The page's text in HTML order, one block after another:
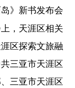
》新书发布会
，天涯区相关
区探索文旅融
三亚市天涯区
三亚市天涯区